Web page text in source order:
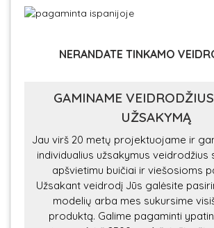
NERANDATE TINKAMO
GAMINAME
UŽSAKYMĄ
Jau virš 20 metų projektuojame ir
individualius užsakymus veidrodžius
apšvietimu buičiai ir viešosioms
Užsakant veidrodį Jūs galėsite
modelių arba mes sukursime
produktą. Galime pagaminti